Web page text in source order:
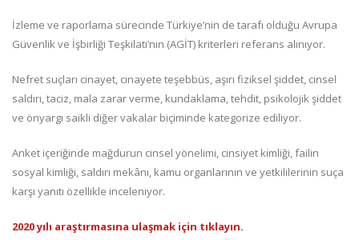
İzleme ve raporlama sürecinde Türkiye’nin de tarafı olduğu Avrupa
Güvenlik ve İşbirliği Teşkilatı’nın (AGİT) kriterleri referans alınıyor.
Nefret suçları cinayet, cinayete teşebbüs, aşırı fiziksel şiddet, cinsel
saldırı, taciz, mala zarar verme, kundaklama, tehdit, psikolojik şiddet
ve önyargı saikli diğer vakalar biçiminde kategorize ediliyor.
Anket içeriğinde mağdurun cinsel yönelimi, cinsiyet kimliği, failin
sosyal kimliği, saldırı mekânı, kamu organlarının ve yetkililerinin suça
karşı yanıtı özellikle inceleniyor.
2020 yılı araştırmasına ulaşmak için tıklayın.